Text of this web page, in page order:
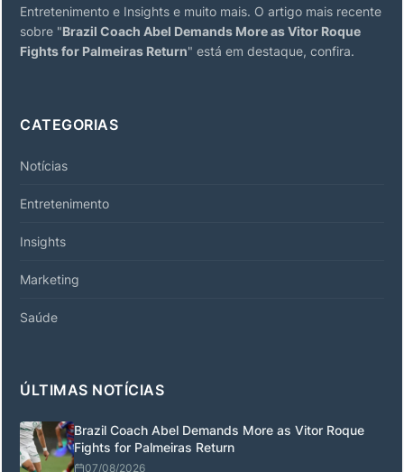
Entretenimento e Insights e muito mais. O artigo mais recente
sobre "Brazil Coach Abel Demands More as Vitor Roque
Fights for Palmeiras Return" está em destaque, confira.
CATEGORIAS
Notícias
Entretenimento
Insights
Marketing
Saúde
ÚLTIMAS NOTÍCIAS
Brazil Coach Abel Demands More as Vitor Roque
Fights for Palmeiras Return
07/08/2026